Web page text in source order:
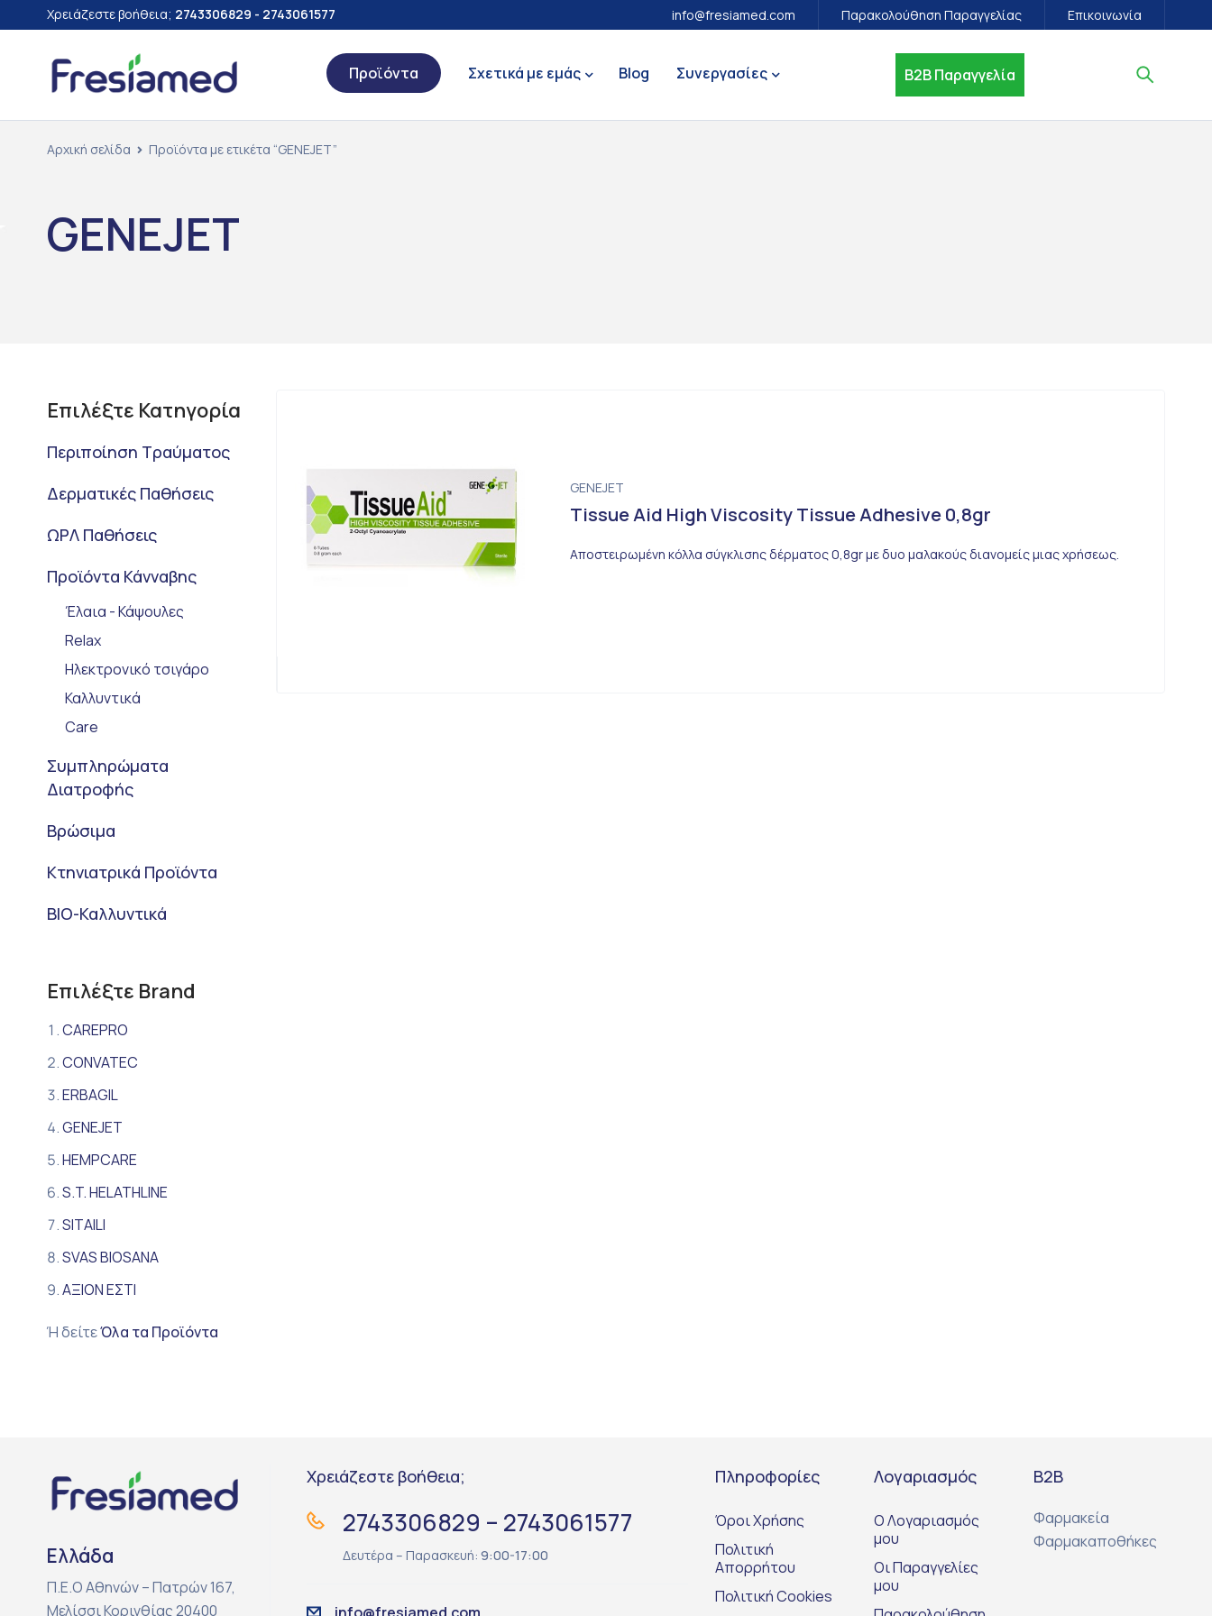
Χρειάζεστε βοήθεια; 2743306829 - 2743061577 info@fresiamed.com Παρακολούθηση Παραγγελίας Επικοινωνία
Προϊόντα Σχετικά με εμάς Blog Συνεργασίες B2B Παραγγελία
Αρχική σελίδα Προϊόντα με ετικέτα “GENEJET”
GENEJET
Επιλέξτε Κατηγορία
Περιποίηση Τραύματος
Δερματικές Παθήσεις
ΩΡΛ Παθήσεις
Προϊόντα Κάνναβης
Έλαια - Κάψουλες
Relax
Ηλεκτρονικό τσιγάρο
Καλλυντικά
Care
Συμπληρώματα
Διατροφής
Βρώσιμα
Κτηνιατρικά Προϊόντα
BIO-Καλλυντικά
Επιλέξτε Brand
CAREPRO
CONVATEC
ERBAGIL
GENEJET
HEMPCARE
S.T. HELATHLINE
SITAILI
SVAS BIOSANA
ΑΞΙΟΝ ΕΣΤΙ
Ή δείτεΌλα τα Προϊόντα
GENEJET
Tissue Aid High Viscosity Tissue Adhesive 0,8gr
Αποστειρωμένη κόλλα σύγκλισης δέρματος 0,8gr με δυο μαλακούς διανομείς μιας χρήσεως.
Ελλάδα
Π.Ε.Ο Αθηνών – Πατρών 167,
Μελίσσι Κορινθίας 20400
Χρειάζεστε βοήθεια;
2743306829 – 2743061577
Δευτέρα – Παρασκευή: 9:00-17:00
Πληροφορίες
Όροι Χρήσης
Πολιτική
Απορρήτου
Πολιτική Cookies
Λογαριασμός
Ο Λογαριασμός
μου
Οι Παραγγελίες
μου
Β2Β
Φαρμακεία
Φαρμακαποθήκες